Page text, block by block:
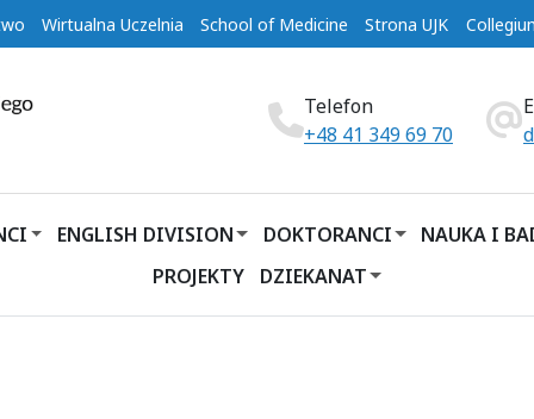
Wirtualna Uczelnia School of Medicine Strona UJK
Telefon
+48 41 349 69 70
ENGLISH DIVISION DOKTORANCI
NAUKA I
PROJEKTY
DZIEKANAT